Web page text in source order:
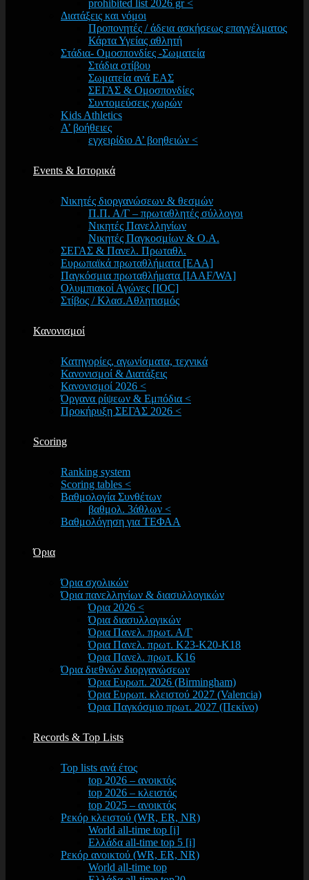
prohibited list 2026 gr <
Διατάξεις και νόμοι
Προπονητές / άδεια ασκήσεως επαγγέλματος
Κάρτα Υγείας αθλητή
Στάδια- Ομοσπονδίες -Σωματεία
Στάδια στίβου
Σωματεία ανά ΕΑΣ
ΣΕΓΑΣ & Ομοσπονδίες
Συντομεύσεις χωρών
Kids Athletics
Α’ βοήθειες
εγχειρίδιο Α’ βοηθειών <
Events & Ιστορικά
Νικητές διοργανώσεων & θεσμών
Π.Π. Α/Γ – πρωταθλητές σύλλογοι
Νικητές Πανελληνίων
Νικητές Παγκοσμίων & Ο.Α.
ΣΕΓΑΣ & Πανελ. Πρωταθλ.
Ευρωπαϊκά πρωταθλήματα [EAA]
Παγκόσμια πρωταθλήματα [IAAF/WA]
Ολυμπιακοί Αγώνες [IOC]
Στίβος / Κλασ.Αθλητισμός
Κανονισμοί
Κατηγορίες, αγωνίσματα, τεχνικά
Κανονισμοί & Διατάξεις
Κανονισμοί 2026 <
Όργανα ρίψεων & Εμπόδια <
Προκήρυξη ΣΕΓΑΣ 2026 <
Scoring
Ranking system
Scoring tables <
Βαθμολογία Συνθέτων
βαθμολ. 3άθλων <
Βαθμολόγηση για ΤΕΦΑΑ
Όρια
Όρια σχολικών
Όρια πανελληνίων & διασυλλογικών
Όρια 2026 <
Όρια διασυλλογικών
Όρια Πανελ. πρωτ. Α/Γ
Όρια Πανελ. πρωτ. Κ23-Κ20-Κ18
Όρια Πανελ. πρωτ. Κ16
Όρια διεθνών διοργανώσεων
Όρια Ευρωπ. 2026 (Birmingham)
Όρια Ευρωπ. κλειστού 2027 (Valencia)
Όρια Παγκόσμιο πρωτ. 2027 (Πεκίνο)
Records & Top Lists
Top lists ανά έτος
top 2026 – ανοικτός
top 2026 – κλειστός
top 2025 – ανοικτός
Ρεκόρ κλειστού (WR, ER, NR)
World all-time top [i]
Ελλάδα all-time top 5 [i]
Ρεκόρ ανοικτού (WR, ER, NR)
World all-time top